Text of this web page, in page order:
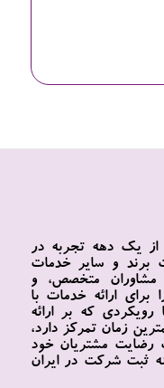
یک دهه تجربه در
برند و سایر خدمات
مشاوران متخصص، و
برای ارائه خدمات با
رویکردی که بر ارائه
زمان تمرکز دارد،
رضایت مشتریان خود
ثبت شرکت در ایران